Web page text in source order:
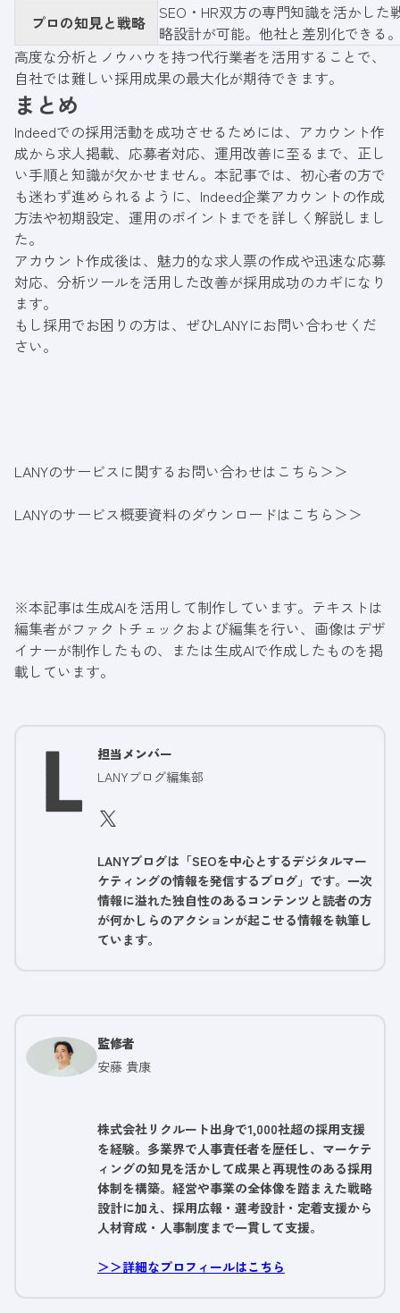
プロの知見と戦略
SEO・HR双方の専門知識を活かした
略設計が可能。他社と差別化できる
高度な分析とノウハウを持つ代行業者を活用することで、
自社では難しい採用成果の最大化が期待できます。
まとめ
Indeedでの採用活動を成功させるためには、アカウント作
成から求人掲載、応募者対応、運用改善に至るまで、正し
い手順と知識が欠かせません。本記事では、初心者の方で
も迷わず進められるように、Indeed企業アカウントの作成
方法や初期設定、運用のポイントまでを詳しく解説しまし
た。
アカウント作成後は、魅力的な求人票の作成や迅速な応募
対応、分析ツールを活用した改善が採用成功のカギになり
ます。
もし採用でお困りの方は、ぜひLANYにお問い合わせくだ
さい。
LANYのサービスに関するお問い合わせはこちら＞＞
LANYのサービス概要資料のダウンロードはこちら＞＞
※本記事は生成AIを活用して制作しています。テキストは
編集者がファクトチェックおよび編集を行い、画像はデザ
イナーが制作したもの、または生成AIで作成したものを掲
載しています。
担当メンバー
LANYブログ編集部
LANYブログは「SEOを中心とするデジタルマー
ケティングの情報を発信するブログ」です。一次
情報に溢れた独自性のあるコンテンツと読者の方
が何かしらのアクションが起こせる情報を執筆し
ています。
監修者
安藤 貴康
株式会社リクルート出身で1,000社超の採用支援
を経験。多業界で人事責任者を歴任し、マーケテ
ィングの知見を活かして成果と再現性のある採用
体制を構築。経営や事業の全体像を踏まえた戦略
設計に加え、採用広報・選考設計・定着支援から
人材育成・人事制度まで一貫して支援。
＞＞詳細なプロフィールはこちら